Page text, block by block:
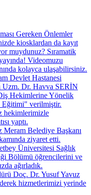
Gereken Önlemler
kiosklardan da kayıt
muydunuz? ​Sıramatik
Videomuzu
kolayca ulaşabilirsiniz.
Devlet Hastanesi
Uzm. Dr. Havva SERİN
Hekimlerine Yönelik
Eğitimi" verilmiştir.
hekimlerimizle
yaptı.
Belediye Başkanı
ziyaret etti.
Üniversitesi Sağlık
Bölümü öğrencilerini ve
ağırladık.
Doç. Dr. Yusuf Yavuz
hizmetlerimizi yerinde